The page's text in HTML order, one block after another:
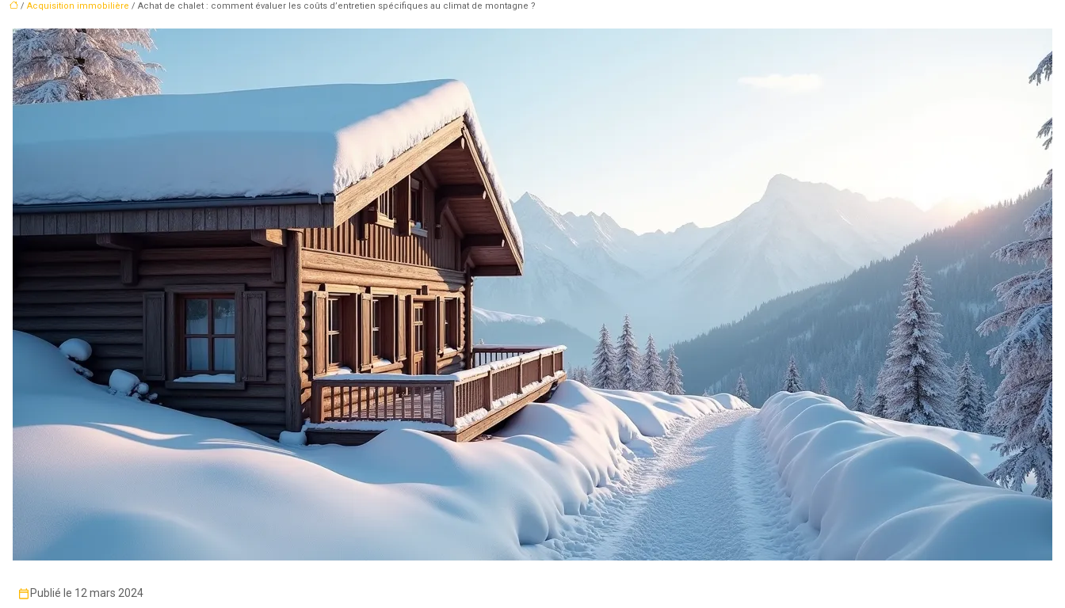
/ Acquisition immobilière / Achat de chalet : comment évaluer les coûts d’entretien spécifiques au climat de montagne ?
Publié le 12 mars 2024